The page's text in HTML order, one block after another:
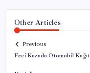
Other Articles
Previous
Feci Kazada Otomobil